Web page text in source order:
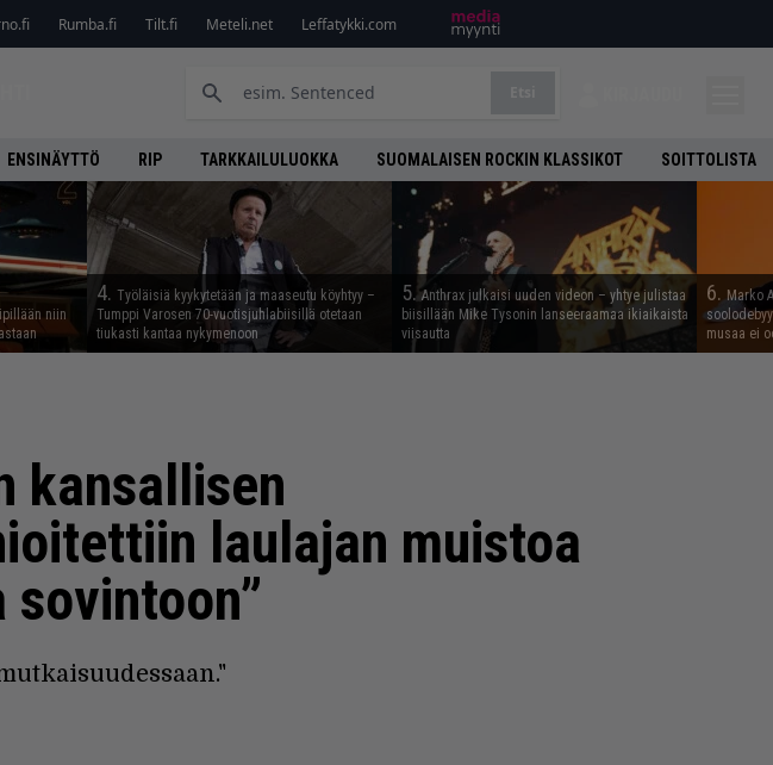
Rumba.fi Tilt.fi Meteli.net Leffatykki.com
ENSINÄYTTÖ RIP TARKKAILULUOKKA SUOMALAISEN ROCKIN KLASSIKOT SOITTOLISTA
niin
4. Työläisiä kyykytetään ja maaseutu köyhtyy –
Tumppi Varosen 70-vuotisjuhlabiisillä otetaan
tiukasti kantaa nykymenoon
5.Anthrax julkaisi uuden videon – yhtye julistaa
biisillään Mike Tysonin lanseeraamaa ikiaikaista
viisautta
6. Marko
musaa ei
kansallisen
laulajan muistoa